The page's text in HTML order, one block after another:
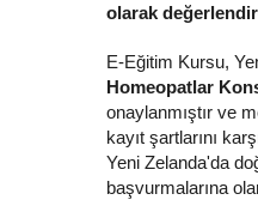
olarak
E-Eğitim Kursu,
Homeopatlar
onaylanmıştır ve
kayıt şartlarını
Yeni Zelanda'da
başvurmalarına